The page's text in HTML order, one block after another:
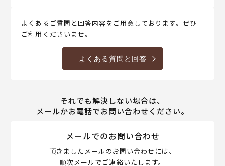
よくあるご質問と回答内容をご用意しております。ぜひ
ご利用くださいませ。
よくある質問と回答
それでも解決しない場合は、
メールかお電話でお問い合わせください。
メールでのお問い合わせ
頂きましたメールのお問い合わせには、
順次メールでご連絡いたします。